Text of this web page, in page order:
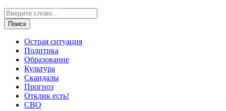
Острая ситуация
Политика
Образование
Культура
Скандалы
Прогноз
Отклик есть!
СВО